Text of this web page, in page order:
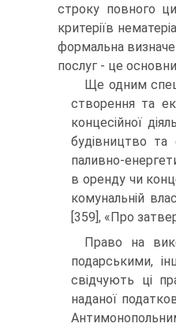
строку повного
критеріїв
формальна
по­слуг - це
Ще одним
створення та
концесійної
будівництво та
паливно-
в оренду чи
комунальній
[359], «Про
Право на
подарськими,
свідчують ці
наданої